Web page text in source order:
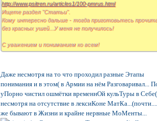
http://www.psitren.ru/articles1/100-pmrus.html
Ищете раздел "Статьи".
Кому интересно дальше - тогда приготовьтесь
без красных ушей...У меня не получилось!
С уважением и пониманием ко всем!
Даже несмотря на то что проходил разные Этапы
понимания и в этом( в Армии на нём Разговаривал...
уПорно чистил ошмётки временнОй кульТуры в
несмотря на отсутствие в лексиКоне
же бывают в Жизни и крайне нервные МоМенты...